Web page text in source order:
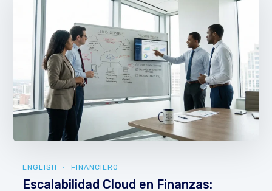
ENGLISH FINANCIERO
Escalabilidad Cloud en Finanzas: